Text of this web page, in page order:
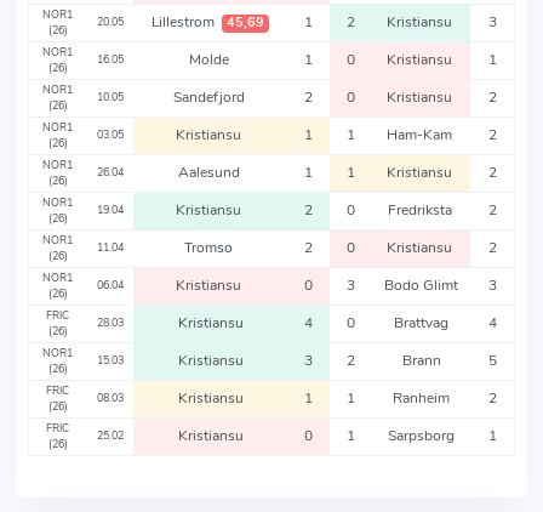
NOR1
(26)
20.05 Lillestrom 45,69 1 2 Kristiansu 3
NOR1
(26)
16.05 Molde 1 0 Kristiansu 1
NOR1
(26)
10.05 Sandefjord 2 0 Kristiansu 2
NOR1
(26)
03.05 Kristiansu 1 1 Ham-Kam 2
NOR1
(26)
26.04 Aalesund 1 1 Kristiansu 2
NOR1
(26)
19.04 Kristiansu 2 0 Fredriksta 2
NOR1
(26)
11.04 Tromso 2 0 Kristiansu 2
NOR1
(26)
06.04 Kristiansu 0 3 Bodo Glimt 3
FRIC
(26)
28.03 Kristiansu 4 0 Brattvag 4
NOR1
(26)
15.03 Kristiansu 3 2 Brann 5
FRIC
(26)
08.03 Kristiansu 1 1 Ranheim 2
FRIC
(26)
25.02 Kristiansu 0 1 Sarpsborg 1